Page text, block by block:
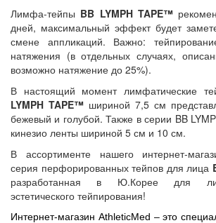
Лимфа-тейпы BB LYMPH TAPE™
дней, максимальный эффект будет
смене аппликаций. Важно:
натяжения (в отдельных случаях,
возможно натяжение до 25%).
В настоящий момент лимфатические
LYMPH TAPE™ шириной 7,5 см
бежевый и голубой. Также в серии BB
кинезио ленты шириной 5 см и 10 см.
В ассортименте нашего интернет-
серия перфорированных тейпов для лица
разработанная в Ю.Корее для
эстетического тейпирования!
Интернет-магазин AthleticMed – это